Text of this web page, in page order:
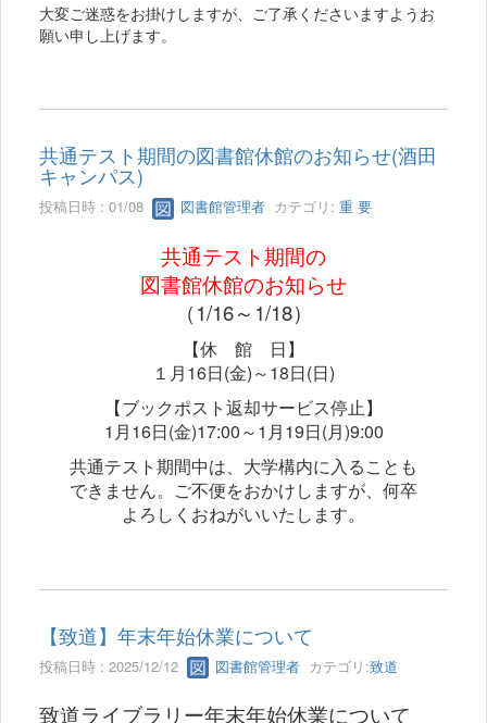
大変ご迷惑をお掛けしますが、ご了承くださいますようお
願い申し上げます。
共通テスト期間の図書館休館のお知らせ(酒田
キャンパス)
投稿日時 : 01/08 図書館管理者 カテゴリ: 重 要
共通テスト期間の
図書館休館のお知らせ
（1/16～1/18）
【休 館 日】
１月16日(金)～18日(日)
【ブックポスト返却サービス停止】
1月16日(金)17:00～1月19日(月)9:00
共通テスト期間中は、大学構内に入ることも
できません。ご不便をおかけしますが、何卒
よろしくおねがいいたします。
【致道】年末年始休業について
投稿日時 : 2025/12/12 図書館管理者 カテゴリ:致道
致道ライブラリー年末年始休業について